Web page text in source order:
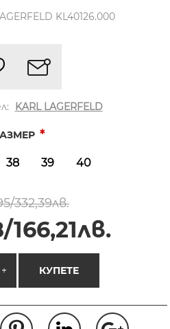
KL40126.000
KARL LAGERFELD
*
38 39 40
332,39лв.
+ КУПЕТЕ